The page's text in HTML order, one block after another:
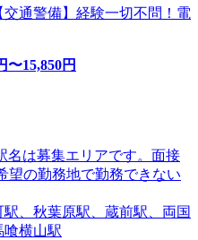
通警備】経験一切不問！電
〜15,850円
は募集エリアです。面接
望の勤務地で勤務できない
、秋葉原駅、蔵前駅、両国
喰横山駅